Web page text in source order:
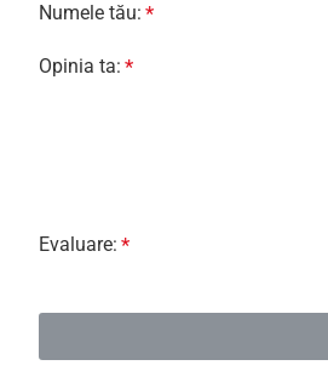
Numele tău:
Opinia ta:
l
Evaluare: